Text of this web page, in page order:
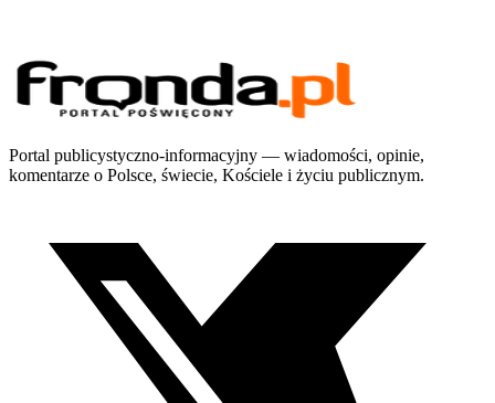
Portal publicystyczno-informacyjny — wiadomości, opinie,
komentarze o Polsce, świecie, Kościele i życiu publicznym.